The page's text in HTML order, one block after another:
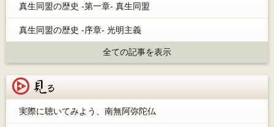
真生同盟の歴史 -第一章- 真生同盟
真生同盟の歴史 -序章- 光明主義
全ての記事を表示
実際に聴いてみよう、南無阿弥陀仏